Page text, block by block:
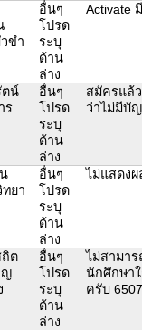
ขำ
อื่นๆ
โปรด
ระบุ
ด้าน
ล่าง
Activate
ตน์
ร
อื่นๆ
โปรด
ระบุ
ด้าน
ล่าง
สมัครแล้
ว่าไม่มีบั
ยา
อื่นๆ
โปรด
ระบุ
ด้าน
ล่าง
ไม่แสดง
ต
ญ
อื่นๆ
โปรด
ระบุ
ด้าน
ล่าง
ไม่สามา
นักศึกษา
ครับ